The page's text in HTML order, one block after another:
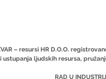
– resursi HR D.O.O.
ljudskih resursa,
RAD U